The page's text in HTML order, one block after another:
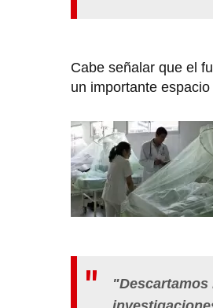
Cabe señalar que el
un importante